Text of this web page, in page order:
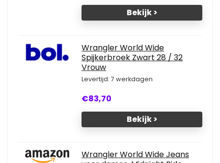
Bekijk >
Wrangler World Wide
Spijkerbroek Zwart 28 / 32
Vrouw
Levertijd: 7 werkdagen
€83,70
Bekijk >
Wrangler World Wide Jeans